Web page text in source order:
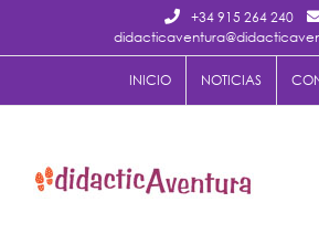
+34 915 264 240
INICIO NOTICIAS